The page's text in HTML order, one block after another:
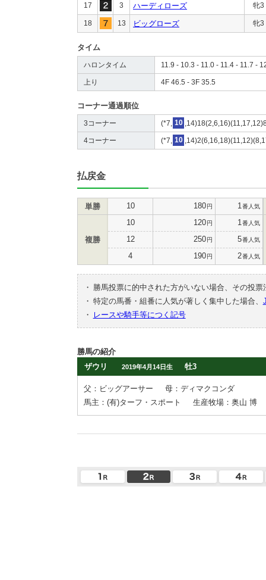
17 3 ハーディローズ 牝3
18 13 ビッグローズ 牝3
タイム
ハロンタイム 11.9 - 10.3 - 11.0 - 11.4 - 11.7 -
上り 4F 46.5 - 3F 35.5
コーナー通過順位
3コーナー (*7, 10
4コーナー (*7, 10
払戻金
単勝 10 180円 1 番人気
複勝
10 120円 1 番人気
12 250円 5番人気
4 190円 2番人気
・
勝馬投票に的中された方がいない場合、その投
・ 特定の馬番・組番に人気が著しく集中した場合、
・
レースや騎手等につく記号
勝馬の紹介
ザウリ
2019年4月14日生 牡3
父：ビッグアーサー
母：ディマクコンダ
馬主：(有)ターフ・スポート
生産牧場：奥山 博